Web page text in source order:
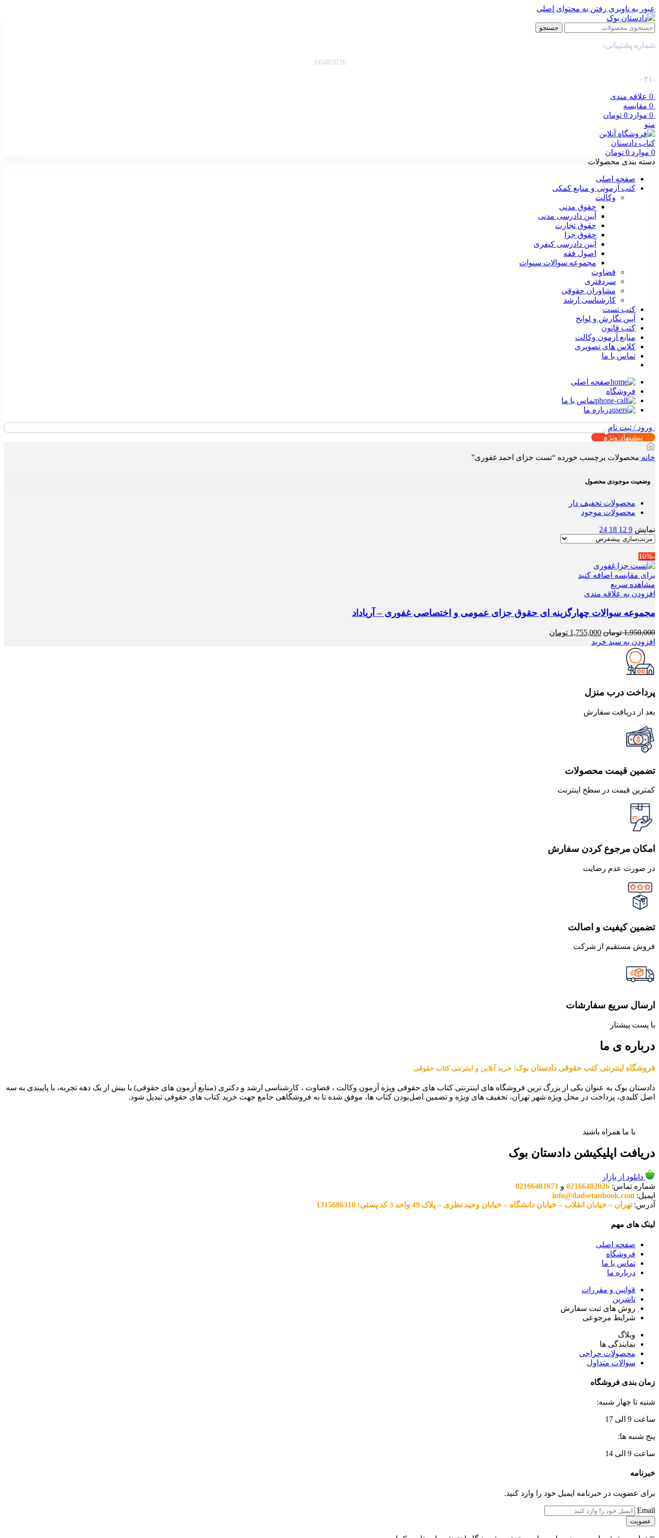
عبور به ناوبری رفتن به محتوای اصلی
جستجو
شماره پشتیبانی:
66482026
-۰۲۱
0 علاقه مندی
0 مقایسه
0 موارد 0 تومان
منو
0 موارد 0 تومان
دسته بندی محصولات
صفحه اصلی
کتب آزمونی و منابع کمکی
وکالت
حقوق مدنی
آیین دادرسی مدنی
حقوق تجارت
حقوق جزا
آیین دادرسی کیفری
اصول فقه
مجموعه سوالات سنوات
قضاوت
سردفتری
مشاوران حقوقی
کارشناسی ارشد
کتب تست
آیین نگارش و لوایح
کتب قانون
منابع آزمون وکالت
کلاس های تصویری
تماس با ما
صفحه اصلی
فروشگاه
تماس با ما
درباره ما
ورود / ثبت نام
پیشنهاد ویژه
خانه محصولات برچسب خورده “تست جزای احمد غفوری”
وضعیت موجودی محصول
محصولات تخفیف دار
محصولات موجود
نمایش 9
12
18
24
-10%
برای مقایسه اضافه کنید
مشاهده سریع
افزودن به علاقه مندی
مجموعه سوالات چهارگزینه ای حقوق جزای عمومی و اختصاصی غفوری – آریاداد
1,950,000 تومان قیمت
اصلی
1,755,000 تومان
افزودن به سبد خرید
پرداخت درب منزل
بعد از دریافت سفارش
تضمین قیمت محصولات
کمترین قیمت در سطح اینترنت
امکان مرجوع کردن سفارش
در صورت عدم رضایت
تضمین کیفیت و اصالت
فروش مستقیم از شرکت
ارسال سریع سفارشات
با پست پیشتاز
درباره ی ما
فروشگاه اینترنتی کتب حقوقی دادستان بوک؛ خرید آنلاین و اینترنتی کتاب حقوقی
دادستان بوک به عنوان یکی از بزرگ ترین فروشگاه های اینترنتی کتاب های حقوقی ویژه آزمون وکالت ، قضاوت ، کارشناسی ارشد و دکتری (منابع آزمون های حقوقی) با بیش از یک دهه تجربه، با پایبندی به سه
اصل کلیدی، پرداخت در محل ویژه شهر تهران، تخفیف های ویژه و تضمین اصل‌بودن کتاب ها، موفق شده تا به فروشگاهی جامع جهت خرید کتاب های حقوقی تبدیل شود.
با ما همراه باشید
دریافت اپلیکیشن دادستان بوک
دانلود از بازار
شماره تماس: 02166482026 و 02166481671
ایمیل: info@dadsetanbook.com
آدرس:تهران – خیابان انقلاب – خیابان دانشگاه – خیابان وحید نظری – پلاک 49 واحد 3 کد پستی: 1315686310
لینک های مهم
صفحه اصلی
فروشگاه
تماس با ما
درباره ما
قوانین و مقررات
ناشرین
روش های ثبت سفارش
شرایط مرجوعی
وبلاگ
نمایندگی ها
محصولات حراجی
سوالات متداول
زمان بندی فروشگاه
شنبه تا چهار شنبه:
ساعت 9 الی 17
پنج شنبه ها:
ساعت 9 الی 14
خبرنامه
برای عضویت در خبرنامه ایمیل خود را وارد کنید.
Email